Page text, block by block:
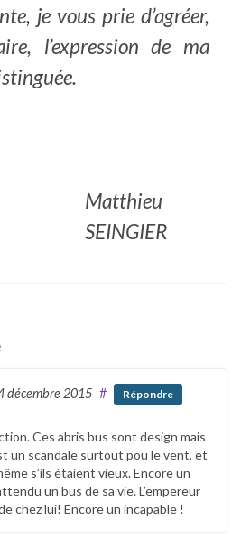
je vous prie d’agréer,
l’expression de ma
Matthieu
SEINGIER
décembre 2015 # Répondre
Ces abris bus sont design mais
un scandale surtout pou le vent, et
s’ils étaient vieux. Encore un
un bus de sa vie. L’empereur
chez lui! Encore un incapable !